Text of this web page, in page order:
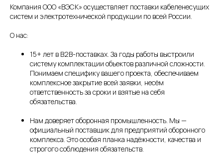
Компания ООО «ВЭСК» осуществляет поставки кабеленесущих
систем и электротехнической продукции по всей России.
О нас:
15+ лет в B2B-поставках. За годы работы выстроили
систему комплектации объектов различной сложности.
Понимаем специфику вашего проекта, обеспечиваем
комплексное закрытие всей заявки, несём
ответственность за сроки и взятые на себя
обязательства.
Нам доверяет оборонная промышленность. Мы —
официальный поставщик для предприятий оборонного
комплекса. Это особая планка надёжности, качества и
строгого соблюдения обязательств.